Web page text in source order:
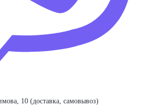
10 (доставка, самовывоз)